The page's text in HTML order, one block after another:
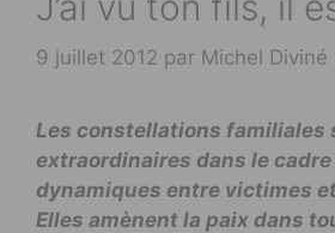
9 juillet 2012 par Michel Diviné
Les constellations familiales
extraordinaires dans le cadre
dynamiques entre victimes
Elles amènent la paix dans